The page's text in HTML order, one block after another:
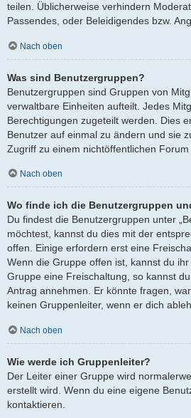
teilen. Üblicherweise verhindern
Passendes, oder Beleidigendes bzw.
Nach oben
Was sind Benutzergruppen?
Benutzergruppen sind Gruppen von
verwaltbare Einheiten aufteilt. Jedes
Berechtigungen zugeteilt werden. Dies
Benutzer auf einmal zu ändern und sie
Zugriff zu einem nichtöffentlichen Forum
Nach oben
Wo finde ich die Benutzergruppen
Du findest die Benutzergruppen unter
möchtest, kannst du dies mit der
offen. Einige erfordern erst eine
Wenn die Gruppe offen ist, kannst du
Gruppe eine Freischaltung, so kannst
Antrag annehmen. Er könnte fragen,
keinen Gruppenleiter, wenn er dich
Nach oben
Wie werde ich Gruppenleiter?
Der Leiter einer Gruppe wird
erstellt wird. Wenn du eine eigene
kontaktieren.